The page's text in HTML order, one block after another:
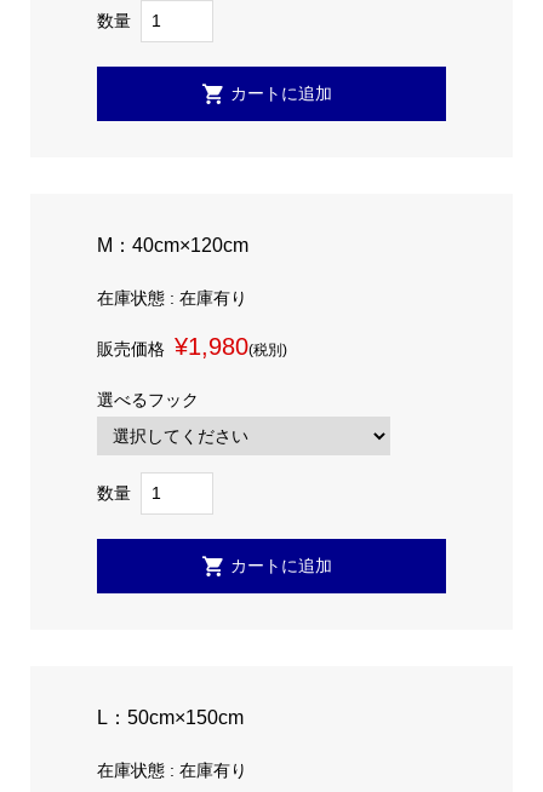
数量
M：40cm×120cm
在庫状態 : 在庫有り
販売価格 ¥1,980(税別)
選べるフック
数量
L：50cm×150cm
在庫状態 : 在庫有り